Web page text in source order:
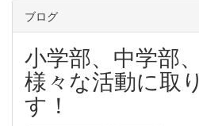
ブログ
小学部、中学部
様々な活動に取
す！